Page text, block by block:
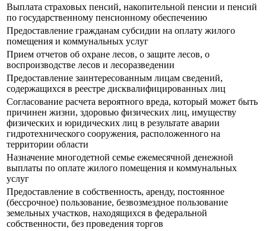
Выплата страховых пенсий, накопительной пенсии и пенсий
по государственному пенсионному обеспечению
Предоставление гражданам субсидии на оплату жилого
помещения и коммунальных услуг
Прием отчетов об охране лесов, о защите лесов, о
воспроизводстве лесов и лесоразведении
Предоставление заинтересованным лицам сведений,
содержащихся в реестре дисквалифицированных лиц
Согласование расчета вероятного вреда, который может быть
причинен жизни, здоровью физических лиц, имуществу
физических и юридических лиц в результате аварии
гидротехнического сооружения, расположенного на
территории области
Назначение многодетной семье ежемесячной денежной
выплаты по оплате жилого помещения и коммунальных
услуг
Предоставление в собственность, аренду, постоянное
(бессрочное) пользование, безвозмездное пользование
земельных участков, находящихся в федеральной
собственности, без проведения торгов